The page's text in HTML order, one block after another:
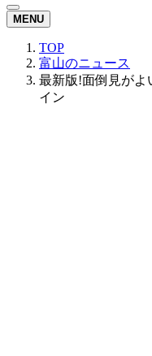
MENU
TOP
富山のニュース
最新版!面倒見がよ
イン